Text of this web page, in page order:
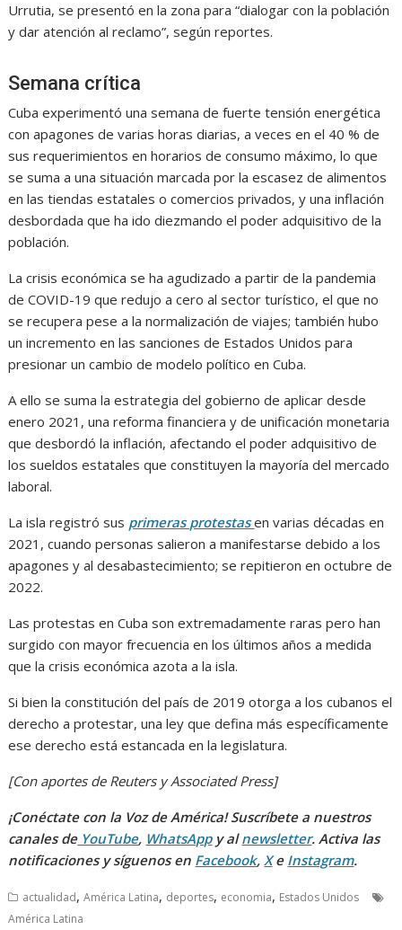
Urrutia, se presentó en la zona para “dialogar con la población
y dar atención al reclamo”, según reportes.
Semana crítica
Cuba experimentó una semana de fuerte tensión energética
con apagones de varias horas diarias, a veces en el 40 % de
sus requerimientos en horarios de consumo máximo, lo que
se suma a una situación marcada por la escasez de alimentos
en las tiendas estatales o comercios privados, y una inflación
desbordada que ha ido diezmando el poder adquisitivo de la
población.
La crisis económica se ha agudizado a partir de la pandemia
de COVID-19 que redujo a cero al sector turístico, el que no
se recupera pese a la normalización de viajes; también hubo
un incremento en las sanciones de Estados Unidos para
presionar un cambio de modelo político en Cuba.
A ello se suma la estrategia del gobierno de aplicar desde
enero 2021, una reforma financiera y de unificación monetaria
que desbordó la inflación, afectando el poder adquisitivo de
los sueldos estatales que constituyen la mayoría del mercado
laboral.
La isla registró sus primeras protestasen varias décadas en
2021, cuando personas salieron a manifestarse debido a los
apagones y al desabastecimiento; se repitieron en octubre de
2022.
Las protestas en Cuba son extremadamente raras pero han
surgido con mayor frecuencia en los últimos años a medida
que la crisis económica azota a la isla.
Si bien la constitución del país de 2019 otorga a los cubanos el
derecho a protestar, una ley que defina más específicamente
ese derecho está estancada en la legislatura.
[Con aportes de Reuters y Associated Press]
¡Conéctate con la Voz de América! Suscríbete a nuestros
canales deYouTube, WhatsAppy alnewsletter. Activa las
notificaciones y síguenos en Facebook,Xe Instagram.
actualidad,América Latina, deportes, economia, Estados Unidos
América Latina